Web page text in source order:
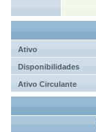
Ativo
Disponibilidades
Ativo Circulante